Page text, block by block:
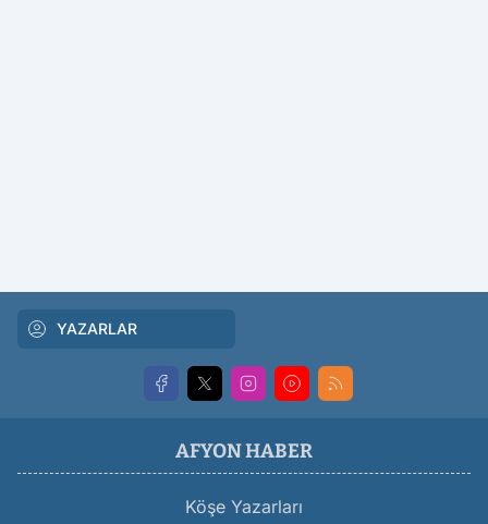
YAZARLAR
AFYON HABER
Köşe Yazarları